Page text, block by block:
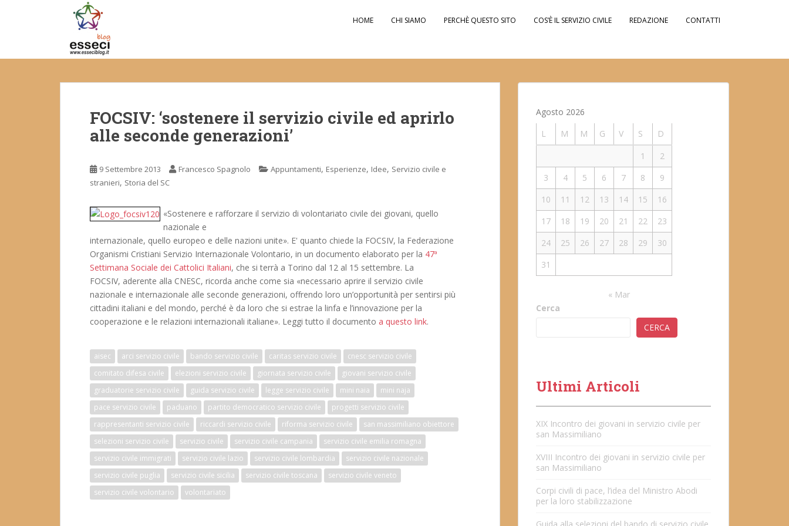
t
HOME CHI SIAMO PERCHÈ QUESTO SITO COS’È IL SERVIZIO CIVILE REDAZIONE CONTATTI
FOCSIV: ‘sostenere il servizio civile ed aprirlo
alle seconde generazioni’
9 Settembre 2013 Francesco Spagnolo Appuntamenti, Esperienze, Idee, Servizio civile e
stranieri, Storia del SC
«Sostenere e rafforzare il servizio di volontariato civile dei giovani, quello
nazionale e
internazionale, quello europeo e delle nazioni unite». E' quanto chiede la FOCSIV, la Federazione
Organismi Cristiani Servizio Internazionale Volontario, in un documento elaborato per la 47ª
Settimana Sociale dei Cattolici Italiani, che si terrà a Torino dal 12 al 15 settembre. La
FOCSIV, aderente alla CNESC, ricorda anche come sia «necessario aprire il servizio civile
nazionale e internazionale alle seconde generazioni, offrendo loro un’opportunità per sentirsi più
cittadini italiani e del mondo, perché è da loro che si estrae la linfa e l’innovazione per la
cooperazione e le relazioni internazionali italiane». Leggi tutto il documento a questo link.
aisec arci servizio civile bando servizio civile caritas servizio civile
cnesc servizio civile
comitato difesa civile
elezioni servizio civile giornata servizio civile
giovani servizio civile
graduatorie servizio civile
guida servizio civile legge servizio civile mini naia
mini naja
pace servizio civile
paduano partito democratico servizio civile
progetti servizio civile
rappresentanti servizio civile
riccardi servizio civile riforma servizio civile
san massimiliano obiettore
selezioni servizio civile
servizio civile servizio civile campania
servizio civile emilia romagna
servizio civile immigrati
servizio civile lazio servizio civile lombardia
servizio civile nazionale
servizio civile puglia
servizio civile sicilia servizio civile toscana
servizio civile veneto
servizio civile volontario
volontariato
Agosto 2026
L
M M G V S
D
1
2
3
4 5 6 7 8
9
10
11 12 13 14 15
16
17
18 19 20 21 22
23
24
25 26 27 28 29
30
31
« Mar
Cerca
CERCA
Ultimi Articoli
XIX Incontro dei giovani in servizio civile per
san Massimiliano
XVIII Incontro dei giovani in servizio civile per
san Massimiliano
Corpi civili di pace, l’idea del Ministro Abodi
per la loro stabilizzazione